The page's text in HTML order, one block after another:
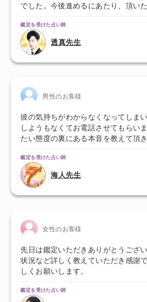
でした。今後進めるにあたり、頂い
鑑定を受けた占い師
透真先生
男性のお客様
彼の気持ちがわからなくなってしま
しようもなくてお電話させてもらい
たい態度の裏にある本音を教えて頂
鑑定を受けた占い師
海人先生
女性のお客様
先日は鑑定いただきありがとうござ
状況など詳しく教えていただき感謝
しくお願いします。
鑑定を受けた占い師